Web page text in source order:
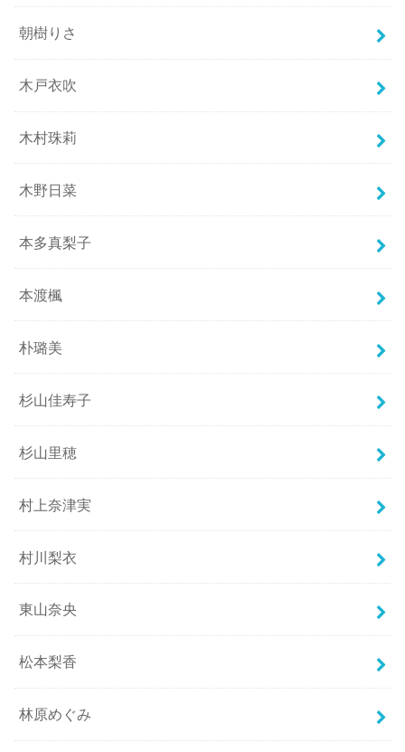
朝樹りさ
木戸衣吹
木村珠莉
木野日菜
本多真梨子
本渡楓
朴璐美
杉山佳寿子
杉山里穂
村上奈津実
村川梨衣
東山奈央
松本梨香
林原めぐみ